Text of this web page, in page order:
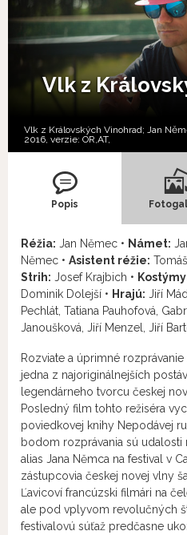
Vlk z
Vlk z Královských Vinohrad; Jan
2016, verzie: OR, AT,
Popis
Réžia: Jan Němec • Námet:
Němec • Asistent réžie:
Strih: Josef Krajbich •
Dominik Dolejší • Hrajú: Jiří
Pechlát, Tatiana Pauhofová,
Janoušková, Jiří Menzel, Jiří
Rozviate a úprimné
jedna z najoriginálnejších
legendárneho tvorcu českej
Posledný film tohto režiséra
poviedkovej knihy Nepodávej
bodom rozprávania sú udalosti
alias Jana Němca na festival v
zástupcovia českej novej vlny
Ľavicoví francúzski filmári na
ale pod vplyvom revolučných
festivalovú súťaž predčasne